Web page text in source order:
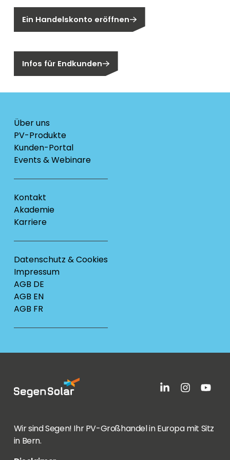
Ein Handelskonto eröffnen
Infos für Endkunden
Über uns
PV-Produkte
Kunden-Portal
Events & Webinare
Kontakt
Akademie
Karriere
Datenschutz & Cookies
Impressum
AGB DE
AGB EN
AGB FR
Wir sind Segen! Ihr PV-Großhandel in Europa mit Sitz
in Bern.